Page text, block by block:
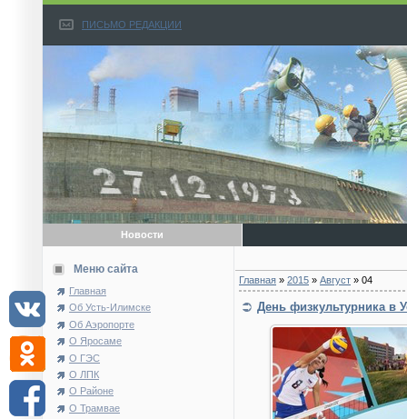
ПИСЬМО РЕДАКЦИИ
Новости
Меню сайта
Главная
Об Усть-Илимске
Об Аэропорте
О Яросаме
О ГЭС
О ЛПК
О Районе
О Трамвае
Главная » 2015 » Август » 04
День физкультурника в